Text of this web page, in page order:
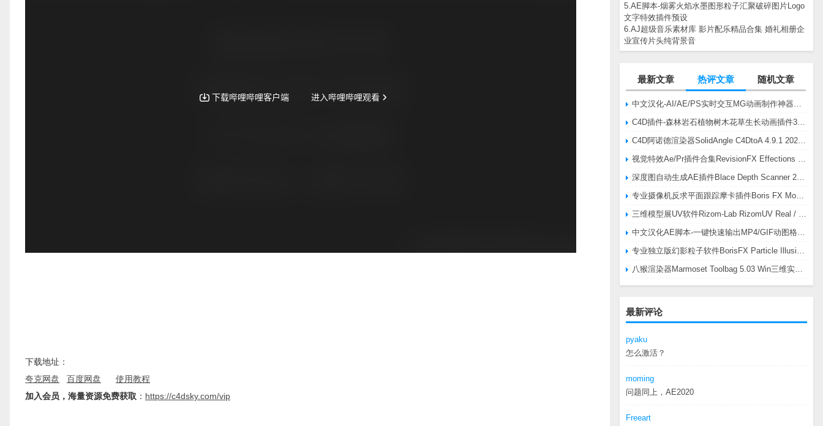
5.AE脚本-烟雾火焰水墨图形粒子汇聚破碎图片Logo
文字特效插件预设
6.AJ超级音乐素材库 影片配乐精品合集 婚礼相册企
业宣传片头纯背景音
最新文章 热评文章 随机文章
最新评论
pyaku
怎么激活？
moming
问题同上，AE2020
Freeart
下载地址：
夸克网盘
百度网盘
使用教程
加入会员，海量资源免费获取 ： https://c4dsky.com/vip